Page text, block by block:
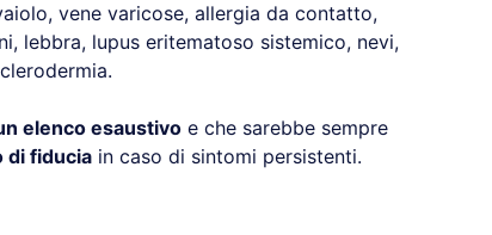
vene varicose, allergia da contatto,
lebbra, lupus eritematoso sistemico, nevi,
elenco esaustivoe che sarebbe sempre
di fiduciain caso di sintomi persistenti.